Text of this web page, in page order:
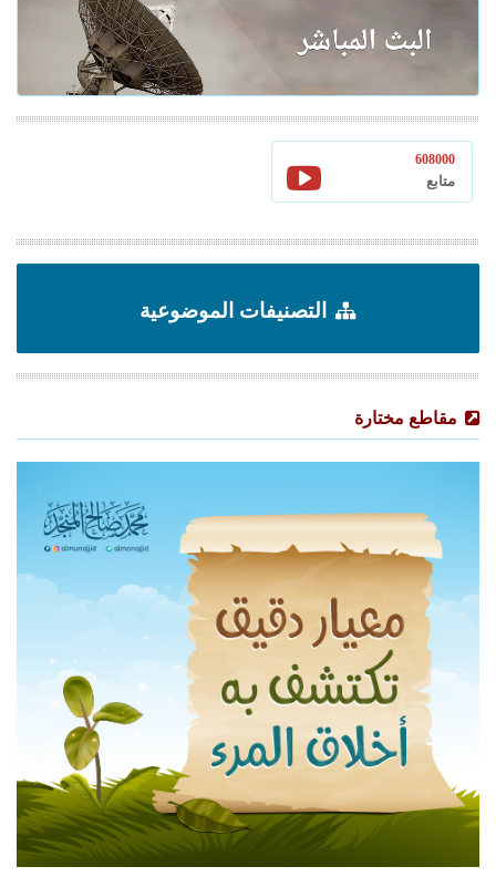
608000
متابع
التصنيفات الموضوعية
مقاطع مختارة